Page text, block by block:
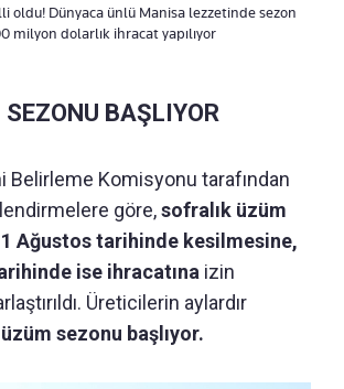
oldu! Dünyaca ünlü Manisa lezzetinde sezon
milyon dolarlık ihracat yapılıyor
BAŞLIYOR
Belirleme Komisyonu tarafından
göre,sofralık üzüm
Ağustos tarihinde kesilmesine,
ise ihracatına izin
Üreticilerin aylardır
sezonu başlıyor.